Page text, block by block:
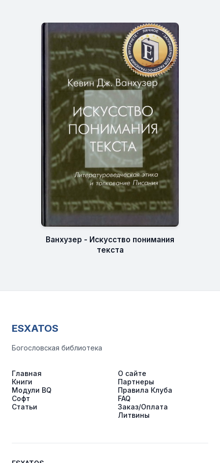
Ванхузер - Искусство понимания
текста
ESXATOS
Богословская библиотека
Главная
Книги
Модули BQ
Софт
Статьи
О сайте
Партнеры
Правила Клуба
FAQ
Заказ/Оплата
Литвины